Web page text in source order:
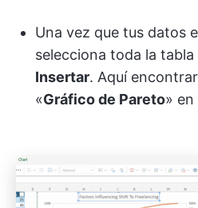
Una vez que tus datos
selecciona toda la
Insertar. Aquí
«Gráfico de Pareto»